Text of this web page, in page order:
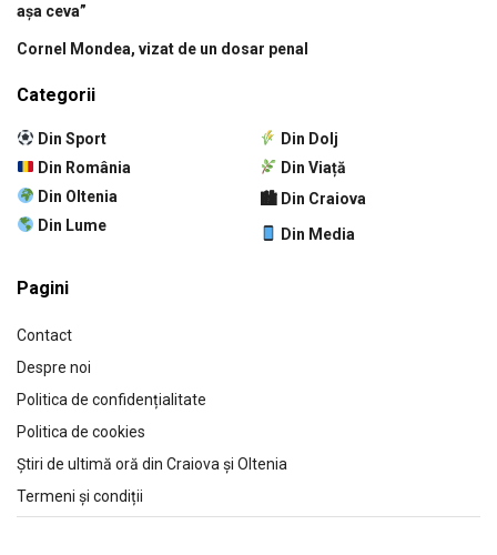
așa ceva”
Cornel Mondea, vizat de un dosar penal
Categorii
Din Sport
Din România
Din Oltenia
Din Lume
Din Dolj
Din Viață
🏙 Din Craiova
Din Media
Pagini
Contact
Despre noi
Politica de confidențialitate
Politica de cookies
Știri de ultimă oră din Craiova și Oltenia
Termeni și condiții